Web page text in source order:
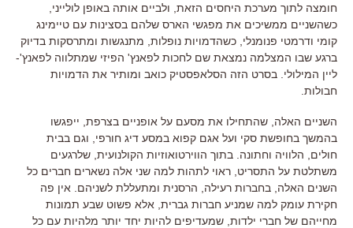
חומצה לתוך מערכת היחסים הזאת ולביים אותה באופן לולייני
כשהשניים ממשיכים את מפגשי הארס שלהם בסצינות עם טיימינג
קומי ודרמטי פנומנלי כשהדמויות נופלות מתנגשות ומתרסקות בדיוק
ברגע שבו המצלמה נמצאת שם לחכות לפאנץ' הפיזי שמתלווה לפאנץ'-
ליין המילולי בסרט הזה הסלאפסטיק כואב ומותיר את הדמויות
חבולות
השניים האלה שהתחילו את מסעם על אופניים בצרפת ייפגשו
בהמשך בחופשת סקי ועל אגם קפוא במסע דיג חורפי
וגם בבית
חולים
הלוויה וחתונה בתוך הווירטואוזיות הקולנועית שלרגעים
משתלטת על התסריט ראוי לתהות למה שני אלה נשארים חברים כל
השנים האלה בחברות רעילה הרסנית ומתעללת לשניהם
אין פה
חקירת עומק למה שמניע חברות גברית אלא פשוט שבע תמונות
מחייהם של חברי ילדות שמעדיפים להיות יחד יותר מלהיות עם כל